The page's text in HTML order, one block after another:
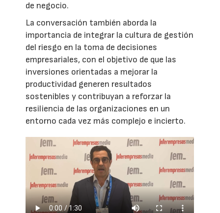
de negocio.
La conversación también aborda la
importancia de integrar la cultura de gestión
del riesgo en la toma de decisiones
empresariales, con el objetivo de que las
inversiones orientadas a mejorar la
productividad generen resultados
sostenibles y contribuyan a reforzar la
resiliencia de las organizaciones en un
entorno cada vez más complejo e incierto.